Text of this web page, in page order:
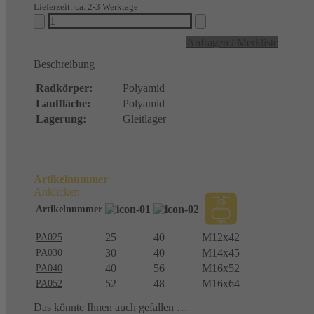
Lieferzeit: ca. 2-3 Werktage
Führungsrollen
Gleitlager
Beschreibung
Radkörper:
Polyamid
Lauffläche:
Polyamid
Lagerung:
Gleitlager
Artikelnummer
Anklicken
Artikelnummer
PA025 25 40 M12x42
PA030 30 40 M14x45
PA040 40 56 M16x52
PA052 52 48 M16x64
Das könnte Ihnen auch gefallen …